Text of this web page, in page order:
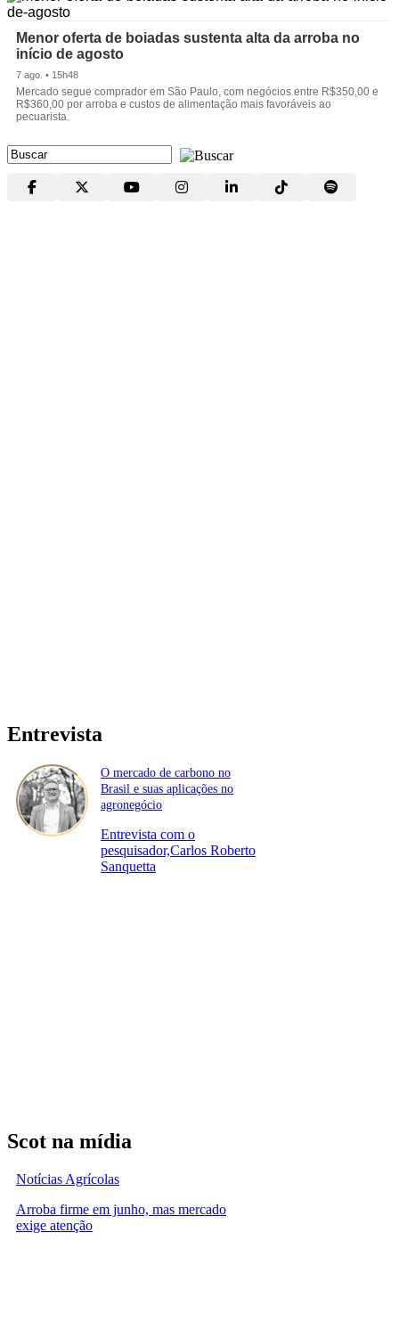
Menor oferta de boiadas sustenta alta da arroba no
início de agosto
7 ago. • 15h48
Mercado segue comprador em São Paulo, com negócios entre R$350,00 e
R$360,00 por arroba e custos de alimentação mais favoráveis ao
pecuarista.
Entrevista
O mercado de carbono no
Brasil e suas aplicações no
agronegócio
Entrevista com o
pesquisador,Carlos Roberto
Sanquetta
Scot na mídia
Notícias Agrícolas
Arroba firme em junho, mas mercado
exige atenção